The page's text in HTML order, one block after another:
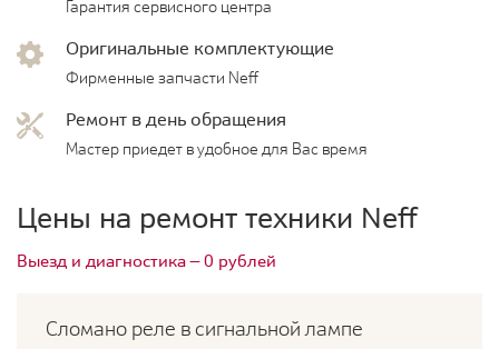
Гарантия сервисного центра
Оригинальные комплектующие
Фирменные запчасти Neff
Ремонт в день обращения
Мастер приедет в удобное для Вас время
Цены на ремонт техники Neff
Выезд и диагностика — 0 рублей
Сломано реле в сигнальной лампе